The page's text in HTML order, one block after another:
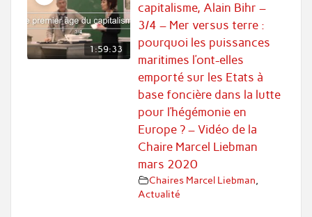
1:59:33
capitalisme, Alain Bihr –
3/4 – Mer versus terre :
pourquoi les puissances
maritimes l’ont-elles
emporté sur les Etats à
base foncière dans la lutte
pour l’hégémonie en
Europe ? – Vidéo de la
Chaire Marcel Liebman
mars 2020
Chaires Marcel Liebman,
Actualité